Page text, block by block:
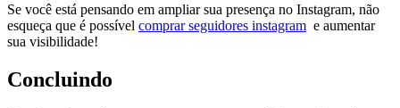
Se você está pensando em ampliar sua presença no Instagram, não‌
esqueça que é‌ possível comprar seguidores instagram ⁣ e aumentar
sua visibilidade!
Concluindo